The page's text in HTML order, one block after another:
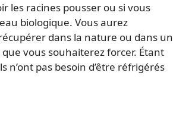
les racines pousser ou si vous
biologique. Vous aurez
dans la nature ou dans un
vous souhaiterez forcer. Étant
n’ont pas besoin d’être réfrigérés